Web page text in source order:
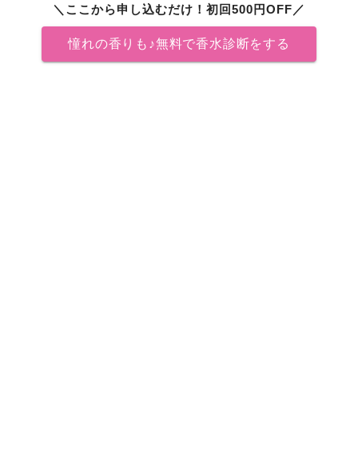
＼ここから申し込むだけ！初回500円OFF／
憧れの香りも♪無料で香水診断をする